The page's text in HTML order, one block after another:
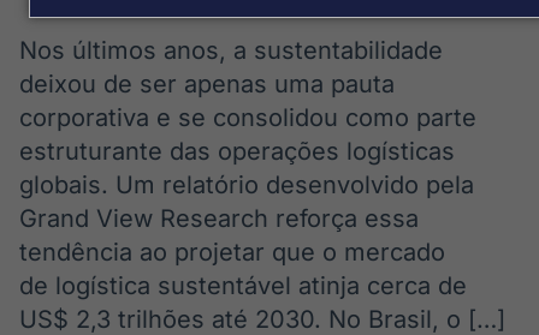
Broadcast
Político
Os bastidores da
política em
tempo real
Broadcast
Energia
no Brasil
Broadcast
White Label
Plataforma para
conteúdos
personalizados
Soluções de Dados
Nos últimos anos, a sustentabilidade
deixou de ser apenas uma pauta
corporativa e se consolidou como parte
estruturante das operações logísticas
globais. Um relatório desenvolvido pela
Grand View Research reforça essa
tendência ao projetar que o mercado
de logística sustentável atinja cerca de
US$ 2,3 trilhões até 2030. No Brasil, o […]